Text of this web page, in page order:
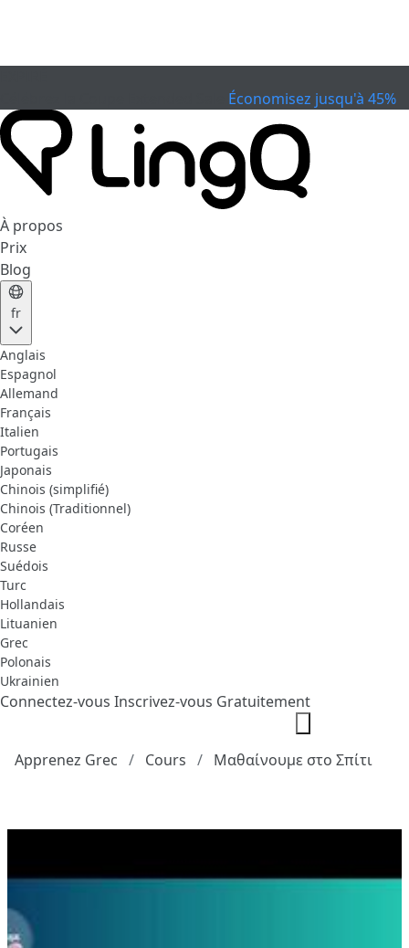
Économisez jusqu'à 45%
À propos
Prix
Blog
fr
Anglais
Espagnol
Allemand
Français
Italien
Portugais
Japonais
Chinois (simplifié)
Chinois (Traditionnel)
Coréen
Russe
Suédois
Turc
Hollandais
Lituanien
Grec
Polonais
Ukrainien
Connectez-vous Inscrivez-vous Gratuitement
Apprenez Grec Cours Μαθαίνουμε στο Σπίτι